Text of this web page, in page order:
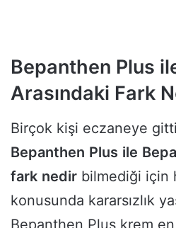
Bepanthen Plus
Arasındaki Fark
Birçok kişi eczaneye
Bepanthen Plus ile
fark nedir bilmediği için
konusunda kararsızlık
Bepanthen Plus krem